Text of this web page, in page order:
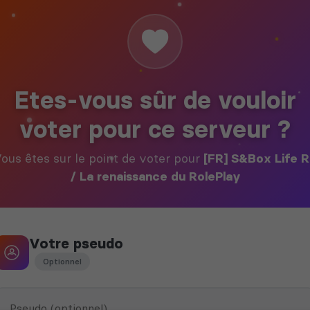
Etes-vous sûr de vouloir
voter pour ce serveur ?
êtes sur le point de voter pour [FR] S&Box Life
/ La renaissance du RolePlay
Votre pseudo
Optionnel